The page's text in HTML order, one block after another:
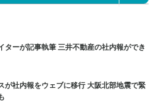
ターが記事執筆 三井不動産の社内報ができ
が社内報をウェブに移行 大阪北部地震で緊